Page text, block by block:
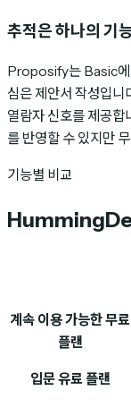
추적은 하나의 기
Proposify는 Basic에
심은 제안서 작성입
열람자 신호를 제공합
를 반영할 수 있지만
기능별 비교
계속 이용 가능한 무료
플랜
입문 유료 플랜